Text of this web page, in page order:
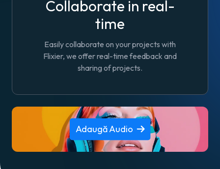
Collaborate in real-
time
Easily collaborate on your projects with
Flixier, we offer real-time feedback and
sharing of projects.
Adaugă Audio